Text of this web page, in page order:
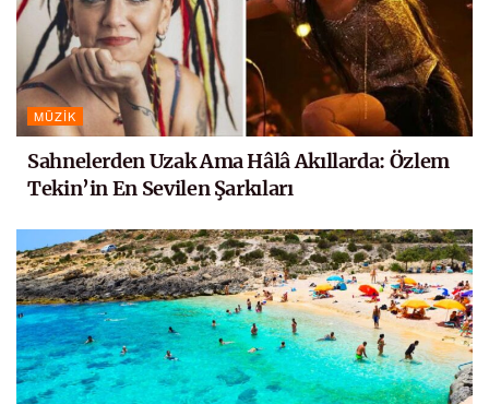
MÜZIK
Sahnelerden Uzak Ama Hâlâ Akıllarda: Özlem
Tekin’in En Sevilen Şarkıları